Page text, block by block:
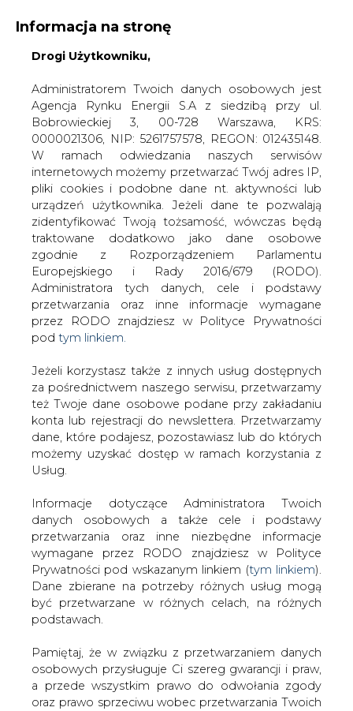
KONTAKT:
WYDAWCA PORTALU:
WYSOKI KONTRAST WIELKOŚĆ TEKSTU A A
ZALOGUJ SIĘ
WŁĄCZ CIRE.TV
Informacja na stronę
Drogi Użytkowniku,
Administratorem Twoich danych osobowych jest
Agencja Rynku Energii S.A z siedzibą przy ul.
Bobrowieckiej 3, 00-728 Warszawa, KRS:
0000021306, NIP: 5261757578, REGON: 012435148.
W ramach odwiedzania naszych serwisów
internetowych możemy przetwarzać Twój adres IP,
pliki cookies i podobne dane nt. aktywności lub
urządzeń użytkownika. Jeżeli dane te pozwalają
zidentyfikować Twoją tożsamość, wówczas będą
traktowane dodatkowo jako dane osobowe
zgodnie z Rozporządzeniem Parlamentu
Europejskiego i Rady 2016/679 (RODO).
Administratora tych danych, cele i podstawy
przetwarzania oraz inne informacje wymagane
przez RODO znajdziesz w Polityce Prywatności
pod tym linkiem.
Jeżeli korzystasz także z innych usług dostępnych
za pośrednictwem naszego serwisu, przetwarzamy
też Twoje dane osobowe podane przy zakładaniu
konta lub rejestracji do newslettera. Przetwarzamy
dane, które podajesz, pozostawiasz lub do których
możemy uzyskać dostęp w ramach korzystania z
Usług.
Informacje dotyczące Administratora Twoich
danych osobowych a także cele i podstawy
przetwarzania oraz inne niezbędne informacje
wymagane przez RODO znajdziesz w Polityce
Prywatności pod wskazanym linkiem (tym linkiem).
Dane zbierane na potrzeby różnych usług mogą
być przetwarzane w różnych celach, na różnych
podstawach.
Pamiętaj, że w związku z przetwarzaniem danych
osobowych przysługuje Ci szereg gwarancji i praw,
a przede wszystkim prawo do odwołania zgody
oraz prawo sprzeciwu wobec przetwarzania Twoich
Strona główna
SERWIS INFORMACYJNY CIRE
/ Baryłka ciągnie w dół akcje firm paliwowych
2007-01-11 00:00
skomentuj
udostępnij:
Baryłka ciągnie w dół akcje firm
paliwowych